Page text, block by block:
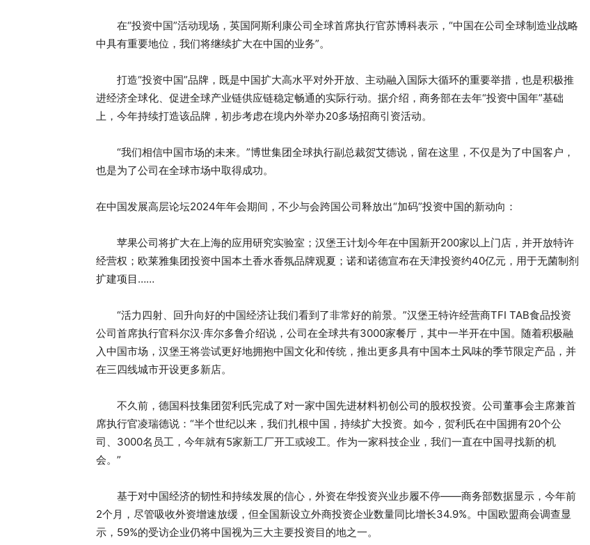
在“投资中国”活动现场，英国阿斯利康公司全球首席执行官苏博科表示，“中国在公司全球制造业战略
中具有重要地位，我们将继续扩大在中国的业务”。
打造“投资中国”品牌，既是中国扩大高水平对外开放、主动融入国际大循环的重要举措，也是积极推
进经济全球化、促进全球产业链供应链稳定畅通的实际行动。据介绍，商务部在去年“投资中国年”基础
上，今年持续打造该品牌，初步考虑在境内外举办20多场招商引资活动。
“我们相信中国市场的未来。”博世集团全球执行副总裁贺艾德说，留在这里，不仅是为了中国客户，
也是为了公司在全球市场中取得成功。
在中国发展高层论坛2024年年会期间，不少与会跨国公司释放出“加码”投资中国的新动向：
苹果公司将扩大在上海的应用研究实验室；汉堡王计划今年在中国新开200家以上门店，并开放特许
经营权；欧莱雅集团投资中国本土香水香氛品牌观夏；诺和诺德宣布在天津投资约40亿元，用于无菌制剂
扩建项目……
“活力四射、回升向好的中国经济让我们看到了非常好的前景。”汉堡王特许经营商TFI TAB食品投资
公司首席执行官科尔汉·库尔多鲁介绍说，公司在全球共有3000家餐厅，其中一半开在中国。随着积极融
入中国市场，汉堡王将尝试更好地拥抱中国文化和传统，推出更多具有中国本土风味的季节限定产品，并
在三四线城市开设更多新店。
不久前，德国科技集团贺利氏完成了对一家中国先进材料初创公司的股权投资。公司董事会主席兼首
席执行官凌瑞德说：“半个世纪以来，我们扎根中国，持续扩大投资。如今，贺利氏在中国拥有20个公
司、3000名员工，今年就有5家新工厂开工或竣工。作为一家科技企业，我们一直在中国寻找新的机
会。”
基于对中国经济的韧性和持续发展的信心，外资在华投资兴业步履不停——商务部数据显示，今年前
2个月，尽管吸收外资增速放缓，但全国新设立外商投资企业数量同比增长34.9%。中国欧盟商会调查显
示，59%的受访企业仍将中国视为三大主要投资目的地之一。